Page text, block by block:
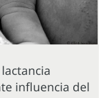
influencia del